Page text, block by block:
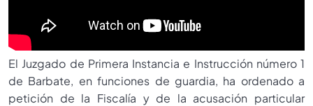
El Juzgado de Primera Instancia e Instrucción número 1
de Barbate, en funciones de guardia, ha ordenado a
petición de la Fiscalía y de la acusación particular